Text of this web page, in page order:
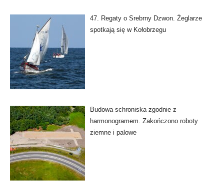
47. Regaty o Srebrny Dzwon. Żeglarze
spotkają się w Kołobrzegu
Budowa schroniska zgodnie z
harmonogramem. Zakończono roboty
ziemne i palowe